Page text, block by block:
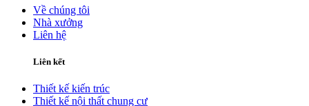
Về chúng tôi
Nhà xưởng
Liên hệ
Liên kết
Thiết kế kiến trúc
Thiết kế nội thất chung cư